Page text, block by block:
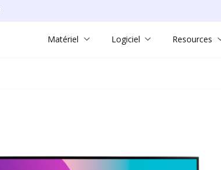
Matériel Logiciel Resources